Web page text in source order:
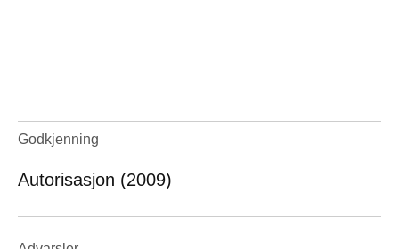
Godkjenning
Autorisasjon (2009)